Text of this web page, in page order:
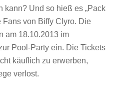
kann? Und so hieß es „Pack
Fans von Biffy Clyro. Die
am 18.10.2013 im
Pool-Party ein. Die Tickets
käuflich zu erwerben,
verlost.